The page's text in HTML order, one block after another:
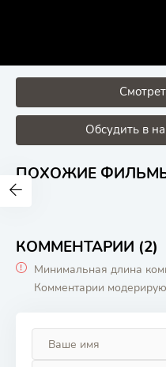
Обсудить в
ПОХОЖИЕ
КОММЕНТАРИИ (2)
Минимальная длина
Комментарии